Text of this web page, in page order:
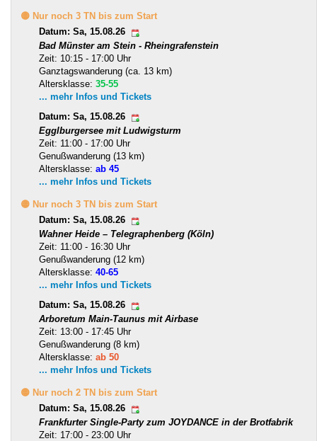
🟡 Nur noch 3 TN bis zum Start
Datum: Sa, 15.08.26
Bad Münster am Stein - Rheingrafenstein
Zeit: 10:15 - 17:00 Uhr
Ganztagswanderung (ca. 13 km)
Altersklasse: 35-55
... mehr Infos und Tickets
Datum: Sa, 15.08.26
Egglburgersee mit Ludwigsturm
Zeit: 11:00 - 17:00 Uhr
Genußwanderung (13 km)
Altersklasse: ab 45
... mehr Infos und Tickets
🟡 Nur noch 3 TN bis zum Start
Datum: Sa, 15.08.26
Wahner Heide – Telegraphenberg (Köln)
Zeit: 11:00 - 16:30 Uhr
Genußwanderung (12 km)
Altersklasse: 40-65
... mehr Infos und Tickets
Datum: Sa, 15.08.26
Arboretum Main-Taunus mit Airbase
Zeit: 13:00 - 17:45 Uhr
Genußwanderung (8 km)
Altersklasse: ab 50
... mehr Infos und Tickets
🟡 Nur noch 2 TN bis zum Start
Datum: Sa, 15.08.26
Frankfurter Single-Party zum JOYDANCE in der Brotfabrik
Zeit: 17:00 - 23:00 Uhr